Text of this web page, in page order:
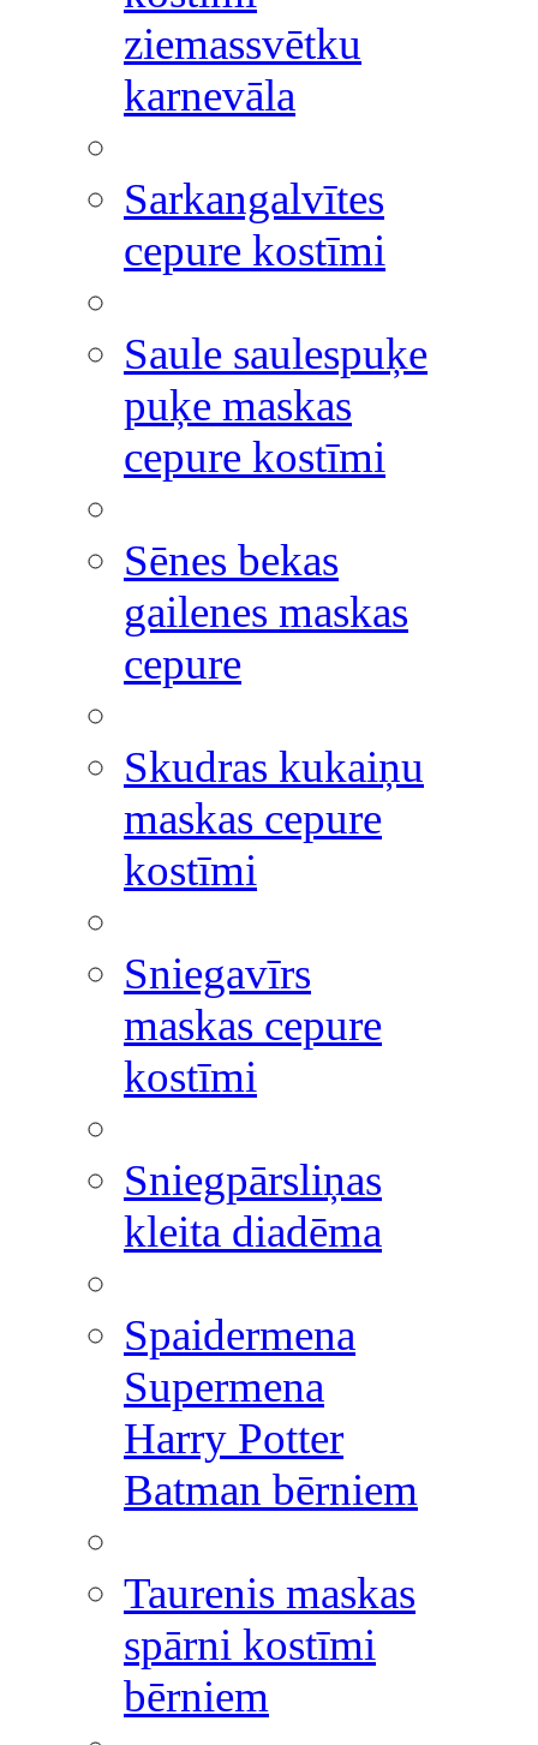
ziemassvētku
karnevāla
Sarkangalvītes
cepure kostīmi
Saule saulespuķe
puķe maskas
cepure kostīmi
Sēnes bekas
gailenes maskas
cepure
Skudras kukaiņu
maskas cepure
kostīmi
Sniegavīrs
maskas cepure
kostīmi
Sniegpārsliņas
kleita diadēma
Spaidermena
Supermena
Harry Potter
Batman bērniem
Taurenis maskas
spārni kostīmi
bērniem